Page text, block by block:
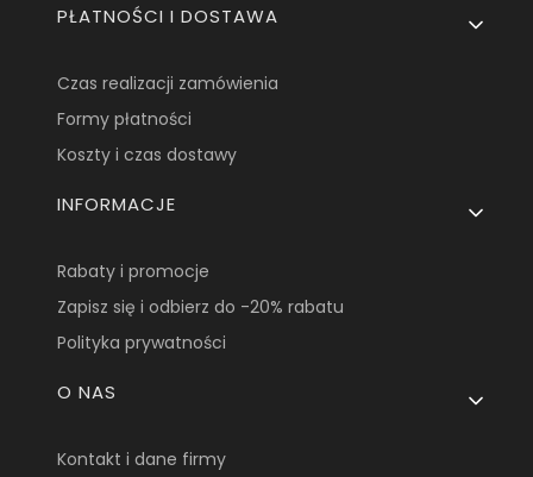
PŁATNOŚCI I DOSTAWA
Czas realizacji zamówienia
Formy płatności
Koszty i czas dostawy
INFORMACJE
Rabaty i promocje
Zapisz się i odbierz do -20% rabatu
Polityka prywatności
O NAS
Kontakt i dane firmy